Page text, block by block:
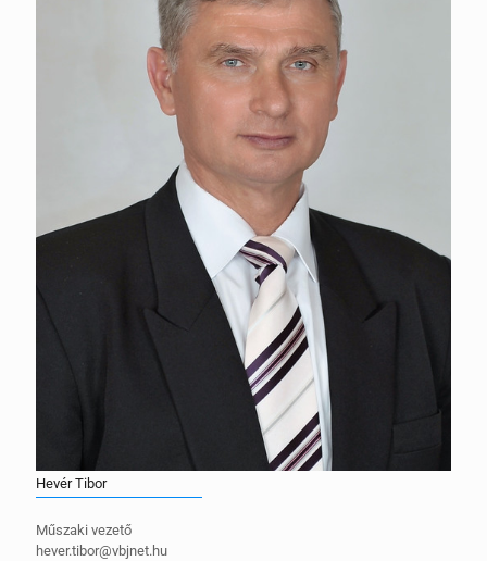
Hevér Tibor
Műszaki vezető
hever.tibor@vbjnet.hu